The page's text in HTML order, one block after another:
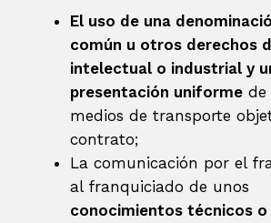
El uso de una
común u otros derechos
intelectual o industrial y
presentación uniformede
medios de transporte
contrato;
La comunicación por el
al franquiciado de unos
conocimientos técnicos o